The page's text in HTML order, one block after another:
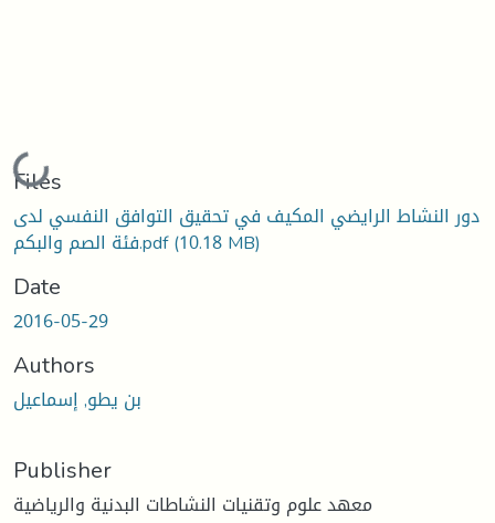
Loading...
Files
دور النشاط الرايضي المكيف في تحقيق التوافق النفسي لدى
فئة الصم والبكم.pdf(10.18 MB)
Date
2016-05-29
Authors
بن يطو, إسماعيل
Publisher
معهد علوم وتقنيات النشاطات البدنية والرياضية